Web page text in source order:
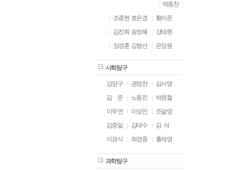
박종찬
조종현 호은경
황이준
김진희 송정혜
강태현
장경훈 김형선 은장원
사회탐구
강양구 권영찬
김서영
김
준 노동진
박원철
이두연
이성민
조달영
김중일
김태수
김 석
이경식
최경중 홍재영
과학탐구